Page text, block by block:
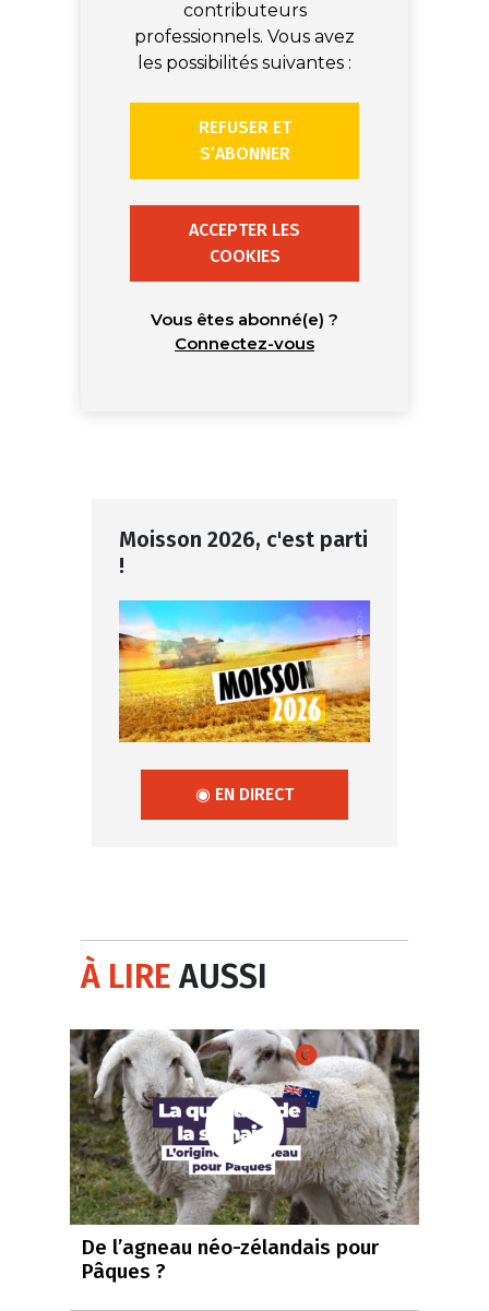
contributeurs
professionnels. Vous avez
les possibilités suivantes :
REFUSER ET
S’ABONNER
ACCEPTER LES
COOKIES
Vous êtes abonné(e) ?
Connectez-vous
Moisson 2026, c'est parti
!
◉ EN DIRECT
À LIREAUSSI
De l’agneau néo-zélandais pour
Pâques ?